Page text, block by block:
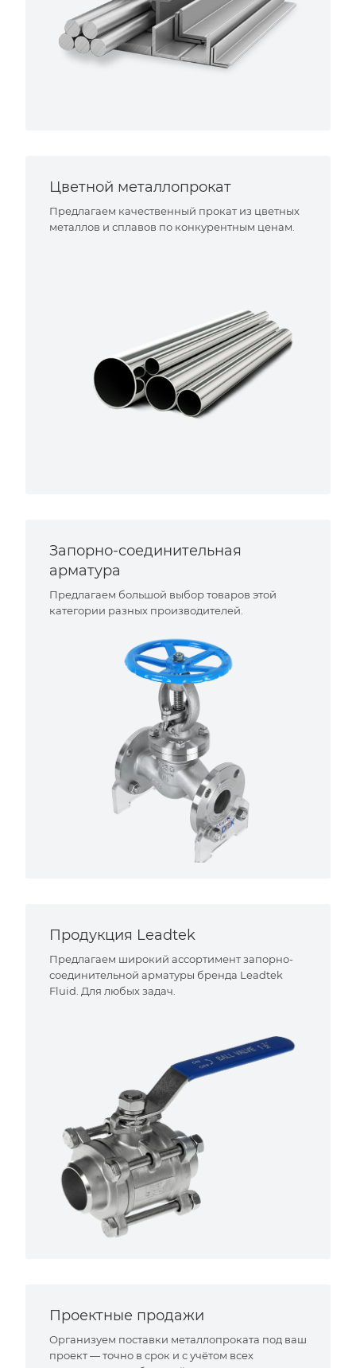
Цветной металлопрокат
Предлагаем качественный прокат из цветных
металлов и сплавов по конкурентным ценам.
Запорно-соединительная
арматура
Предлагаем большой выбор товаров этой
категории разных производителей.
Продукция Leadtek
Предлагаем широкий ассортимент запорно-
соединительной арматуры бренда Leadtek
Fluid. Для любых задач.
Проектные продажи
Организуем поставки металлопроката под ваш
проект — точно в срок и с учётом всех